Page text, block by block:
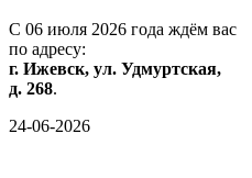
С 06 июля 2026 года ждём вас
по адресу:
г. Ижевск, ул. Удмуртская,
д. 268.
24-06-2026